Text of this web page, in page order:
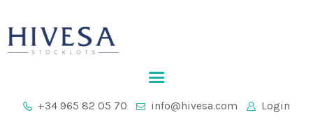
+34 965 82 05 70 info@hivesa.com Login
INICIO